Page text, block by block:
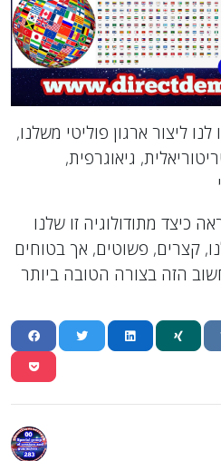
ליצור ארגון פוליטי משלנו,
גיאוגרפית,
כיצד מתודולוגיה זו שלנו
קצרים, פשוטים, אך בטוחים